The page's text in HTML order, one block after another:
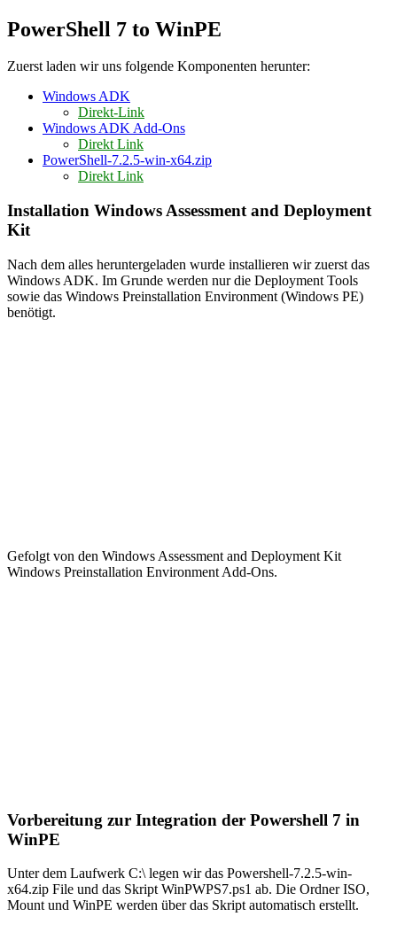
PowerShell 7 to WinPE
Zuerst laden wir uns folgende Komponenten herunter:
Windows ADK
Direkt-Link
Windows ADK Add-Ons
Direkt Link
PowerShell-7.2.5-win-x64.zip
Direkt Link
Installation Windows Assessment and Deployment
Kit
Nach dem alles heruntergeladen wurde installieren wir zuerst das
Windows ADK. Im Grunde werden nur die Deployment Tools
sowie das Windows Preinstallation Environment (Windows PE)
benötigt.
Gefolgt von den Windows Assessment and Deployment Kit
Windows Preinstallation Environment Add-Ons.
Vorbereitung zur Integration der Powershell 7 in
WinPE
Unter dem Laufwerk C:\ legen wir das Powershell-7.2.5-win-
x64.zip File und das Skript WinPWPS7.ps1 ab. Die Ordner ISO,
Mount und WinPE werden über das Skript automatisch erstellt.